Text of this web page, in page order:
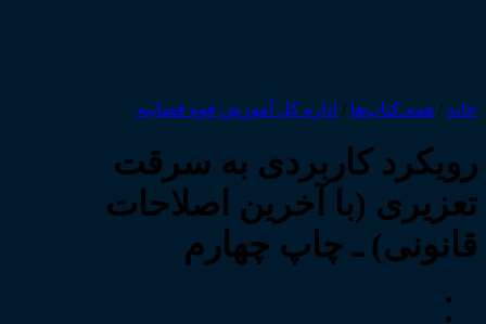
خانه / همه‌ـ‌کتاب‌ها / اداره کل آموزش قوه قضاییه
رویکرد کاربردی به سرقت
تعزیری (با آخرین اصلاحات
قانونی) ـ چاپ چهارم